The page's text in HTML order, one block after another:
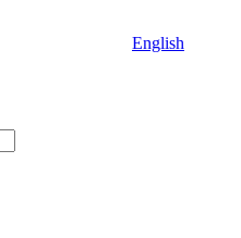
English